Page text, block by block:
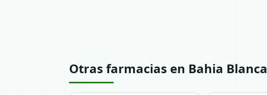
Otras farmacias en Bahia Blanca